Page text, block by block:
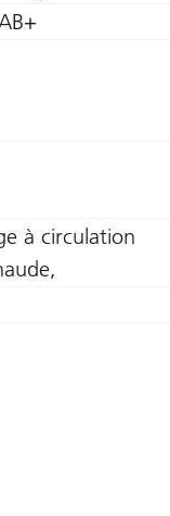
à circulation